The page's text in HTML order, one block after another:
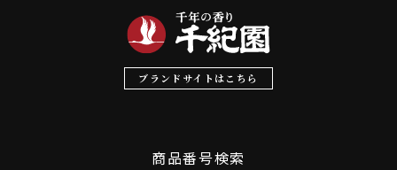
ブランドサイトはこちら
商品番号検索